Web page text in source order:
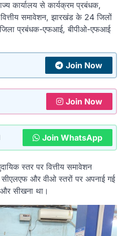
कार्यालय से कार्यक्रम प्रबंधक,
समावेशन, झारखंड के 24 जिलों
प्रबंधक-एफआई, बीपीओ-एफआई
Join Now
Join Now
Join WhatsApp
स्तर पर वित्तीय समावेशन
और वीओ स्तरों पर अपनाई गई
सीखना था।